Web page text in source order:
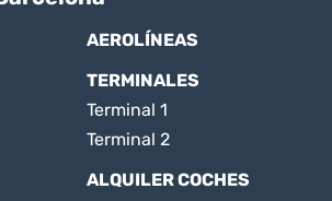
AEROLÍNEAS
TERMINALES
Terminal 1
Terminal 2
ALQUILER COCHES